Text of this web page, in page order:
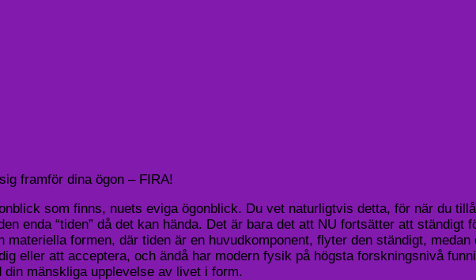
framför dina ögon – FIRA!
som finns, nuets eviga ögonblick. Du vet naturligtvis detta, för när du
enda “tiden” då det kan hända. Det är bara det att NU fortsätter att
formen, där tiden är en huvudkomponent, flyter den ständigt,
eller att acceptera, och ändå har modern fysik på högsta forskningsnivå
mänskliga upplevelse av livet i form.